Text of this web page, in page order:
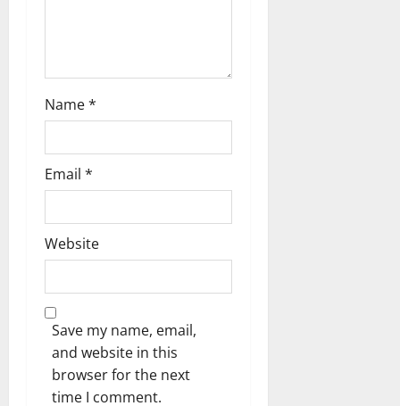
Name*
Email *
Website
Save my name, email,
and website in this
browser for the next
time I comment.